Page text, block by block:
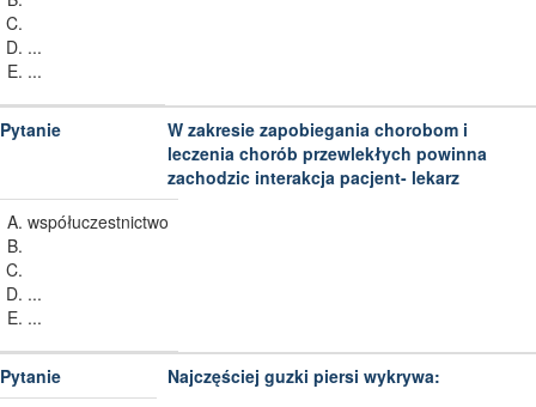
...
...
W zakresie zapobiegania chorobom i
leczenia chorób przewlekłych powinna
zachodzic interakcja pacjent- lekarz
współuczestnictwo
...
...
Najczęściej guzki piersi wykrywa: